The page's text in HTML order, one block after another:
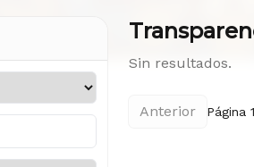
Sin resultados.
Anterior Página 1